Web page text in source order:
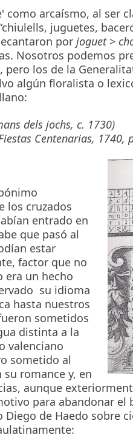
arcaísmo, al ser
juguetes,
por joguet >
Nosotros podemos
los de la
algún floralista o
dels jochs, c. 1730)
Centenarias, 1740,
los cruzados
entrado en
que pasó al
estar
factor que no
era un hecho
su idioma
hasta nuestros
sometidos
distinta a la
valenciano
sometido al
romance y, en
aunque
para abandonar el
de Haedo sobre